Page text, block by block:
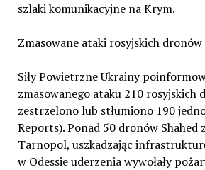
szlaki komunikacyjne na Krym.
Zmasowane ataki rosyjskich dronów
Siły Powietrzne Ukrainy
zmasowanego ataku 210 rosyjskich
zestrzelono lub stłumiono 190
Reports). Ponad 50 dronów Shahed
Tarnopol, uszkadzając
w Odessie uderzenia wywołały